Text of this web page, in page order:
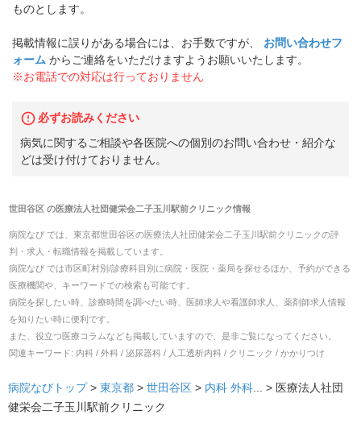
ものとします。
掲載情報に誤りがある場合には、お手数ですが、
お問い合わせフ
ォーム からご連絡をいただけますようお願いいたします。
※お電話での対応は行っておりません
必ずお読みください
病気に関するご相談や各医院への個別のお問い合わせ・紹介な
どは受け付けておりません。
世田谷区 の医療法人社団健栄会二子玉川駅前クリニック情報
病院なび では、 東京都世田谷区の医療法人社団健栄会二子玉川駅前クリニックの評
判・求人・転職情報を掲載しています。
病院なび では市区町村別/診療科目別に病院・医院・薬局を探せるほか、予約ができる
医療機関や、キーワードでの検索も可能です。
病院を探したい時、診療時間を調べたい時、医師求人や看護師求人、薬剤師求人情報
を知りたい時に便利です。
また、役立つ医療コラムなども掲載していますので、是非ご覧になってください。
関連キーワード: 内科 / 外科 / 泌尿器科 / 人工透析内科 / クリニック / かかりつけ
病院なびトップ > 東京都 > 世田谷区 > 内科 外科 ... > 医療法人社団
健栄会二子玉川駅前クリニック